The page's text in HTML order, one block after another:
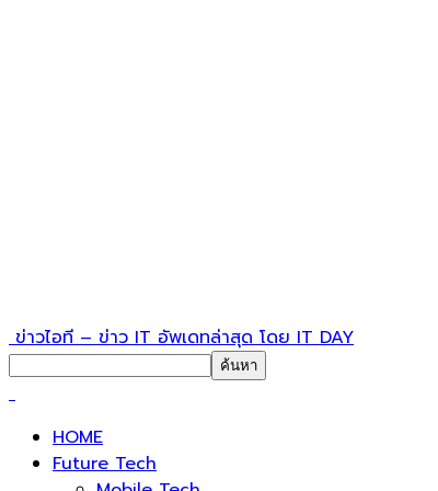
ข่าวไอที – ข่าว IT อัพเดทล่าสุด โดย IT DAY
HOME
Future Tech